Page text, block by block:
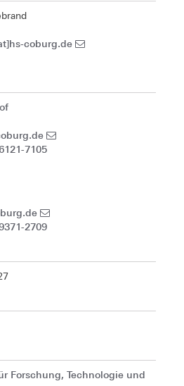
coburg.de
7105
2709
Forschung, Technologie und